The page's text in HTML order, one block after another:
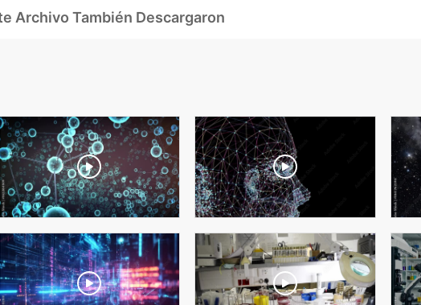
Archivo También Descargaron